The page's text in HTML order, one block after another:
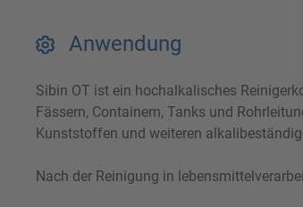
Anwendung
Sibin OT ist ein hochalkalisches
Fässern, Containern, Tanks und
Kunststoffen und weiteren
Nach der Reinigung in